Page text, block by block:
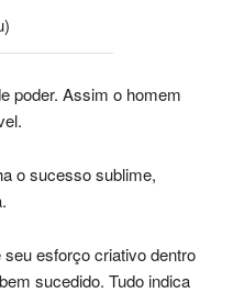
poder. Assim o homem
o sucesso sublime,
esforço criativo dentro
sucedido. Tudo indica